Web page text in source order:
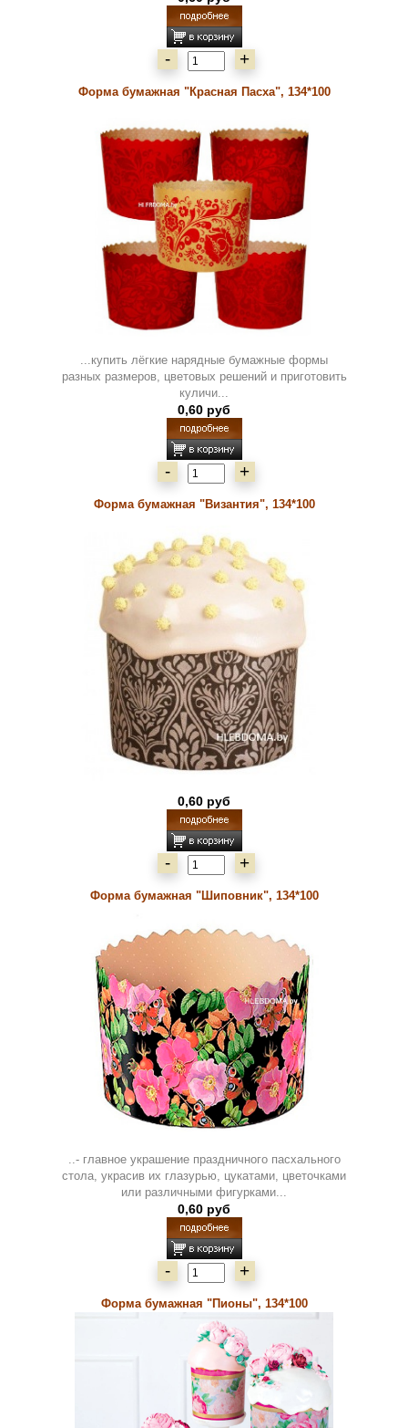
- +
Форма бумажная "Красная Пасха", 134*100
...купить лёгкие нарядные бумажные формы
разных размеров, цветовых решений и приготовить
куличи...
0,60 руб
- +
Форма бумажная "Византия", 134*100
0,60 руб
- +
Форма бумажная "Шиповник", 134*100
..- главное украшение праздничного пасхального
стола, украсив их глазурью, цукатами, цветочками
или различными фигурками...
0,60 руб
- +
Форма бумажная "Пионы", 134*100